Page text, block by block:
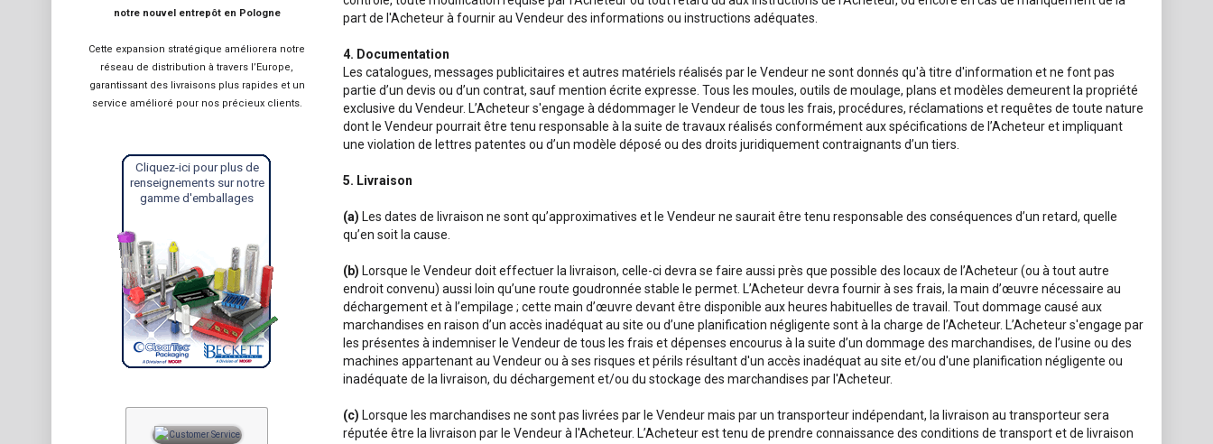
part de l'Acheteur à fournir au Vendeur des informations ou instructions adéquates.
4. Documentation
Les catalogues, messages publicitaires et autres matériels réalisés par le Vendeur ne sont donnés qu'à titre d'information et ne font pas
partie d’un devis ou d’un contrat, sauf mention écrite expresse. Tous les moules, outils de moulage, plans et modèles demeurent la propriété
exclusive du Vendeur. L’Acheteur s'engage à dédommager le Vendeur de tous les frais, procédures, réclamations et requêtes de toute nature
dont le Vendeur pourrait être tenu responsable à la suite de travaux réalisés conformément aux spécifications de l’Acheteur et impliquant
une violation de lettres patentes ou d’un modèle déposé ou des droits juridiquement contraignants d’un tiers.
5. Livraison
(a) Les dates de livraison ne sont qu’approximatives et le Vendeur ne saurait être tenu responsable des conséquences d’un retard, quelle
qu’en soit la cause.
(b) Lorsque le Vendeur doit effectuer la livraison, celle-ci devra se faire aussi près que possible des locaux de l’Acheteur (ou à tout autre
endroit convenu) aussi loin qu’une route goudronnée stable le permet. L’Acheteur devra fournir à ses frais, la main d’œuvre nécessaire au
déchargement et à l’empilage ; cette main d’œuvre devant être disponible aux heures habituelles de travail. Tout dommage causé aux
marchandises en raison d’un accès inadéquat au site ou d’une planification négligente sont à la charge de l’Acheteur. L’Acheteur s'engage par
les présentes à indemniser le Vendeur de tous les frais et dépenses encourus à la suite d’un dommage des marchandises, de l’usine ou des
machines appartenant au Vendeur ou à ses risques et périls résultant d'un accès inadéquat au site et/ou d'une planification négligente ou
inadéquate de la livraison, du déchargement et/ou du stockage des marchandises par l'Acheteur.
(c) Lorsque les marchandises ne sont pas livrées par le Vendeur mais par un transporteur indépendant, la livraison au transporteur sera
réputée être la livraison par le Vendeur à l'Acheteur. L’Acheteur est tenu de prendre connaissance des conditions de transport et de livraison
notre nouvel entrepôt en Pologne
Cette expansion stratégique améliorera notre
réseau de distribution à travers l’Europe,
garantissant des livraisons plus rapides et un
service amélioré pour nos précieux clients.
Cliquez-ici pour plus de
renseignements sur notre
gamme d'emballages